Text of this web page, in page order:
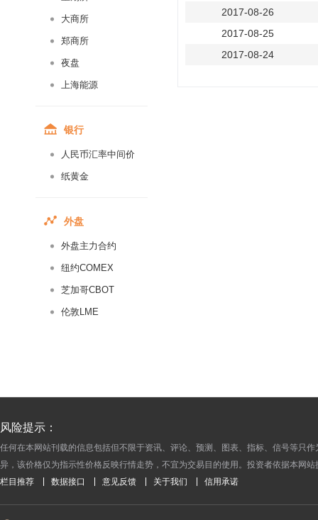
大商所
郑商所
夜盘
上海能源
银行
人民币汇率中间价
纸黄金
外盘
外盘主力合约
纽约COMEX
芝加哥CBOT
伦敦LME
2017-08-26
2017-08-25
2017-08-24
2017-08-08
2017-08-05
2017-08-04
风险提示：
任何在本网站刊载的信息包括但不限于资讯、评论、预测、图表、指标、信号等只
异，该价格仅为指示性价格反映行情走势，不宜为交易目的使用。投资者依据本网
栏目推荐 数据接口 意见反馈 关于我们 信用承诺